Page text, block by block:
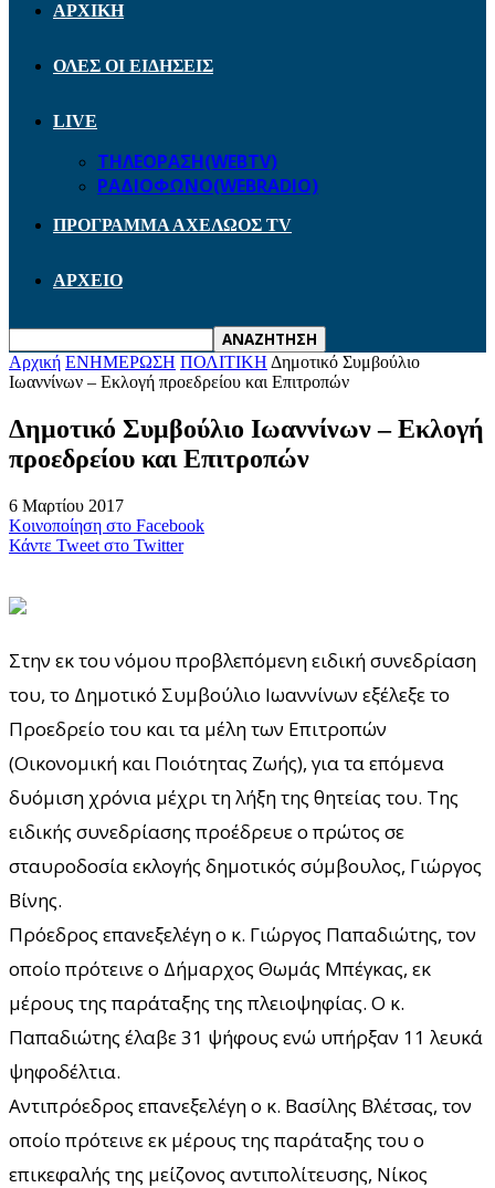
ΑΡΧΙΚΗ
ΟΛΕΣ ΟΙ ΕΙΔΗΣΕΙΣ
LIVE
ΤΗΛΕΟΡΑΣΗ(WEBTV)
ΡΑΔΙΟΦΩΝΟ(WEBRADIO)
ΠΡΟΓΡΑΜΜΑ ΑΧΕΛΩΟΣ TV
ΑΡΧΕΙΟ
Αρχική ΕΝΗΜΕΡΩΣΗ ΠΟΛΙΤΙΚΗ Δημοτικό Συμβούλιο
Ιωαννίνων – Εκλογή προεδρείου και Επιτροπών
Δημοτικό Συμβούλιο Ιωαννίνων – Εκλογή
προεδρείου και Επιτροπών
6 Μαρτίου 2017
Κοινοποίηση στο Facebook
Κάντε Tweet στο Twitter
Στην εκ του νόμου προβλεπόμενη ειδική συνεδρίαση
του, το Δημοτικό Συμβούλιο Ιωαννίνων εξέλεξε το
Προεδρείο του και τα μέλη των Επιτροπών
(Οικονομική και Ποιότητας Ζωής), για τα επόμενα
δυόμιση χρόνια μέχρι τη λήξη της θητείας του. Της
ειδικής συνεδρίασης προέδρευε ο πρώτος σε
σταυροδοσία εκλογής δημοτικός σύμβουλος, Γιώργος
Βίνης.
Πρόεδρος επανεξελέγη ο κ. Γιώργος Παπαδιώτης, τον
οποίο πρότεινε ο Δήμαρχος Θωμάς Μπέγκας, εκ
μέρους της παράταξης της πλειοψηφίας. Ο κ.
Παπαδιώτης έλαβε 31 ψήφους ενώ υπήρξαν 11 λευκά
ψηφοδέλτια.
Αντιπρόεδρος επανεξελέγη ο κ. Βασίλης Βλέτσας, τον
οποίο πρότεινε εκ μέρους της παράταξης του ο
επικεφαλής της μείζονος αντιπολίτευσης, Νίκος